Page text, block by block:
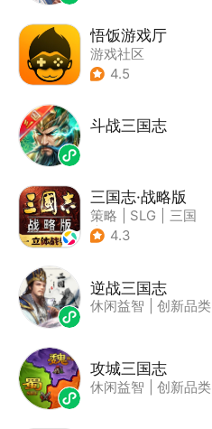
悟饭游戏厅
游戏社区
4.5
斗战三国志
三国志·战略版
策略 SLG
三国
| 三国志
4.3
逆战三国志
休闲益智 创新品类
攻城三国志
休闲益智 创新品类